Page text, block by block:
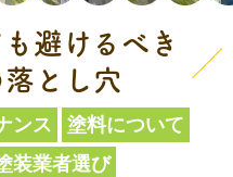
避けるべき
とし穴
ンス
塗料について
装業者選び